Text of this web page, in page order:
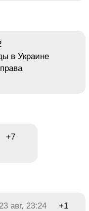
в Украине
+7
23 авг, 23:24 +1